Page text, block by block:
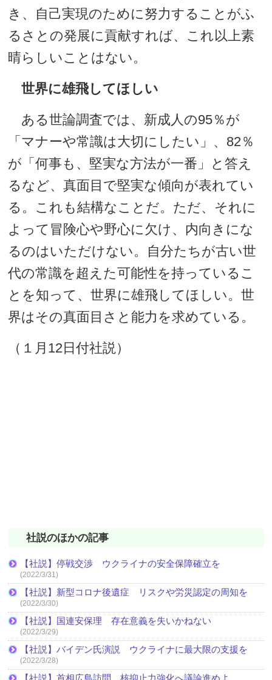
き、自己実現のために努力することがふ
るさとの発展に貢献すれば、これ以上素
晴らしいことはない。
世界に雄飛してほしい
ある世論調査では、新成人の95％が
「マナーや常識は大切にしたい」、82％
が「何事も、堅実な方法が一番」と答え
るなど、真面目で堅実な傾向が表れてい
る。これも結構なことだ。ただ、それに
よって冒険心や野心に欠け、内向きにな
るのはいただけない。自分たちが古い世
代の常識を超えた可能性を持っているこ
とを知って、世界に雄飛してほしい。世
界はその真面目さと能力を求めている。
（１月12日付社説）
社説のほかの記事
【社説】停戦交渉 ウクライナの安全保障確立を
(2022/3/31)
【社説】新型コロナ後遺症 リスクや労災認定の周知を
(2022/3/30)
【社説】国連安保理 存在意義を失いかねない
(2022/3/29)
【社説】バイデン氏演説 ウクライナに最大限の支援を
(2022/3/28)
【社説】首相広島訪問 核抑止力強化へ議論進めよ